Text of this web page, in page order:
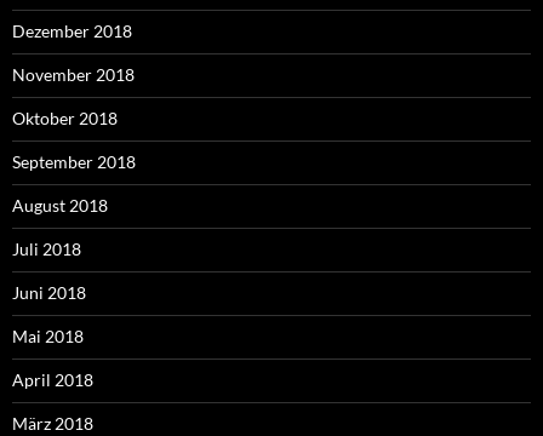
Dezember 2018
November 2018
Oktober 2018
September 2018
August 2018
Juli 2018
Juni 2018
Mai 2018
April 2018
März 2018